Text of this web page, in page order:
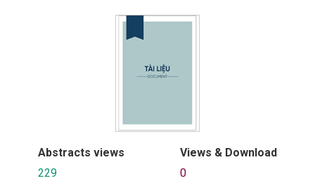
Abstracts views
229
Views & Download
0